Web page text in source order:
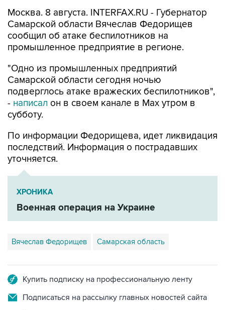
Москва. 8 августа. INTERFAX.RU - Губернатор
Самарской области Вячеслав Федорищев
сообщил об атаке беспилотников на
промышленное предприятие в регионе.
"Одно из промышленных предприятий
Самарской области сегодня ночью
подверглось атаке вражеских беспилотников",
- написал он в своем канале в Max утром в
субботу.
По информации Федорищева, идет ликвидация
последствий. Информация о пострадавших
уточняется.
ХРОНИКА
Военная операция на Украине
Вячеслав Федорищев Самарская область
Купить подписку на профессиональную ленту
Подписаться на рассылку главных новостей сайта